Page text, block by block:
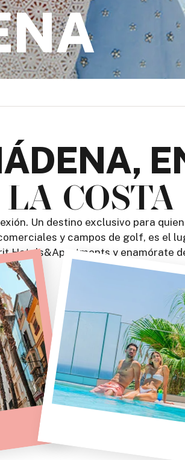
Un destino exclusivo para
y campos de golf, es el
Hotels&Apartments y enamórate